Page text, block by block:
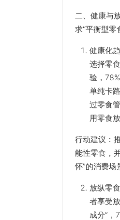
二、健康与
求“平衡型零
健康化
选择零
验，
单纯卡
过零食
用零食
行动建议 ：
能性零食，
怀”的消费场
放纵零
者享受
成分”，